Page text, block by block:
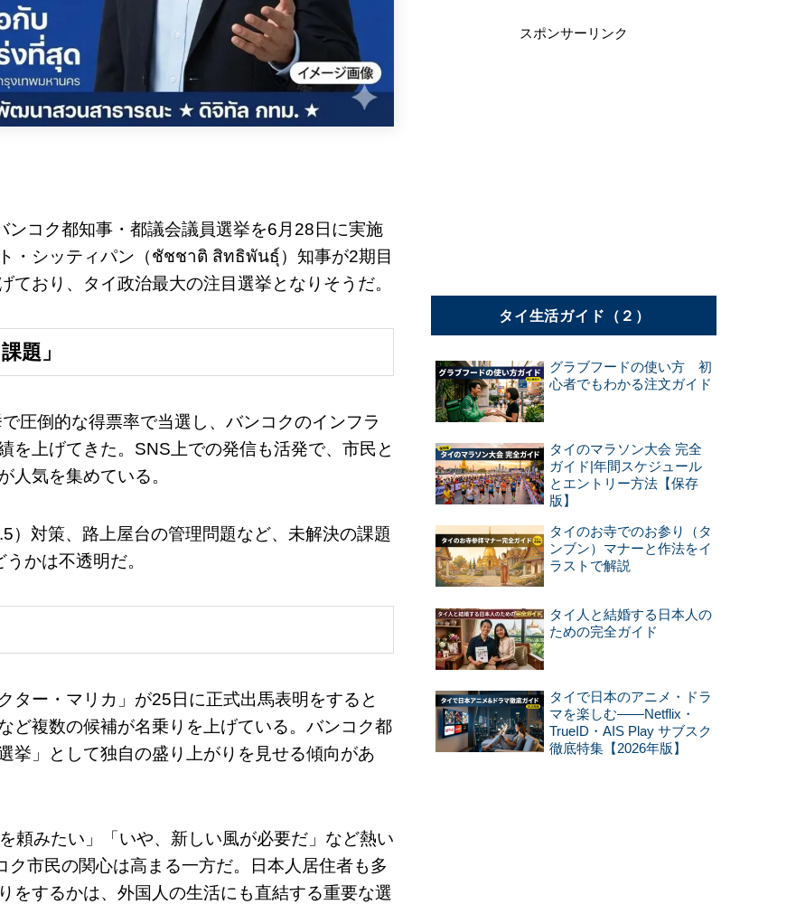
コク都知事・都議会議員選挙を6月28日に実施
・シッティパン（ชัชชาติ สิทธิพันธุ์）知事が2期目
おり、タイ政治最大の注目選挙となりそうだ。
題」
圧倒的な得票率で当選し、バンコクのインフラ
を上げてきた。SNS上での発信も活発で、市民と
人気を集めている。
）対策、路上屋台の管理問題など、未解決の課題
かは不透明だ。
ター・マリカ」が25日に正式出馬表明をすると
ど複数の候補が名乗りを上げている。バンコク都
挙」として独自の盛り上がりを見せる傾向があ
頼みたい」「いや、新しい風が必要だ」など熱い
市民の関心は高まる一方だ。日本人居住者も多
するかは、外国人の生活にも直結する重要な選
スポンサーリンク
タイ生活ガイド（２）
グラブフードの使い方 初
心者でもわかる注文ガイド
タイのマラソン大会 完全
ガイド|年間スケジュール
とエントリー方法【保存
版】
タイのお寺でのお参り（タ
ンブン）マナーと作法をイ
ラストで解説
タイ人と結婚する日本人の
ための完全ガイド
タイで日本のアニメ・ドラ
マを楽しむ——Netflix・
TrueID・AIS Play サブスク
徹底特集【2026年版】